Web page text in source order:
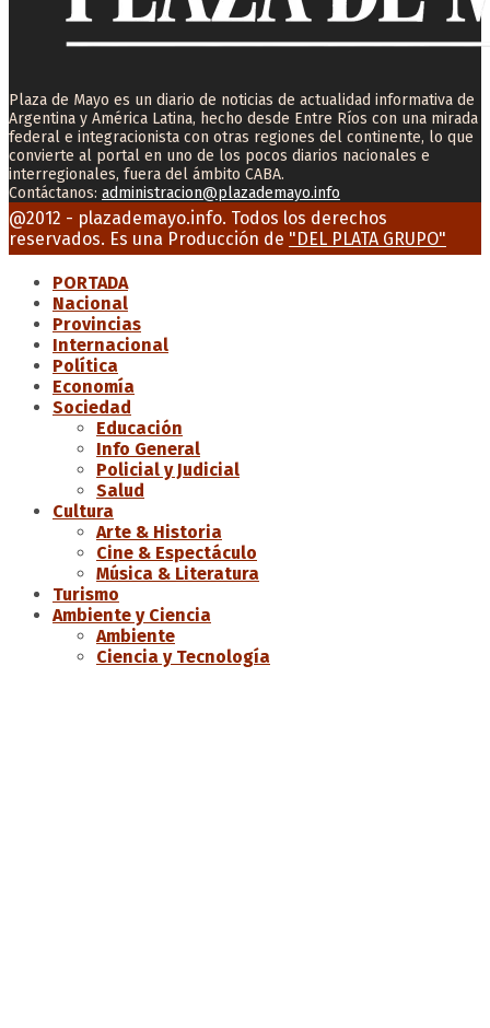
Plaza de Mayo es un diario de noticias de actualidad informativa de
Argentina y América Latina, hecho desde Entre Ríos con una mirada
federal e integracionista con otras regiones del continente, lo que
convierte al portal en uno de los pocos diarios nacionales e
interregionales, fuera del ámbito CABA.
Contáctanos: administracion@plazademayo.info
Facebook
Twitter
Instagram
Youtube
Email
@2012 - plazademayo.info. Todos los derechos
reservados. Es una Producción de "DEL PLATA GRUPO"
PORTADA
Nacional
Provincias
Internacional
Política
Economía
Sociedad
Educación
Info General
Policial y Judicial
Salud
Cultura
Arte & Historia
Cine & Espectáculo
Música & Literatura
Turismo
Ambiente y Ciencia
Ambiente
Ciencia y Tecnología